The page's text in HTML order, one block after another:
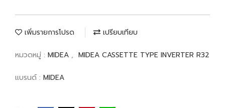
เพิ่มรายการโปรด เปรียบเทียบ
หมวดหมู่ : MIDEA , MIDEA CASSETTE TYPE INVERTER R32
แบรนด์ : MIDEA